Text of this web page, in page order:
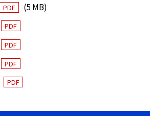
PDF
(5 MB)
PDF
PDF
PDF
PDF